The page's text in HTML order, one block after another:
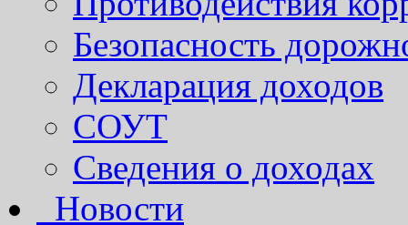
Безопасность
Декларация доходов
СОУТ
Сведения о доходах
Новости